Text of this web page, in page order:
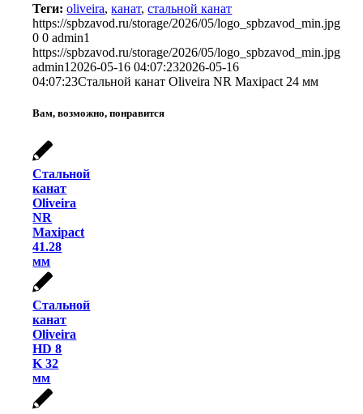
Теги: oliveira,канат,стальной канат
https://spbzavod.ru/storage/2026/05/logo_spbzavod_min.jpg
0 0 admin1
https://spbzavod.ru/storage/2026/05/logo_spbzavod_min.jpg
admin1 2026-05-16 04:07:232026-05-16
04:07:23Стальной канат Oliveira NR Maxipact 24 мм
Вам, возможно, понравится
Стальной
канат
Oliveira
NR
Maxipact
41.28
мм
Стальной
канат
Oliveira
HD 8
K 32
мм